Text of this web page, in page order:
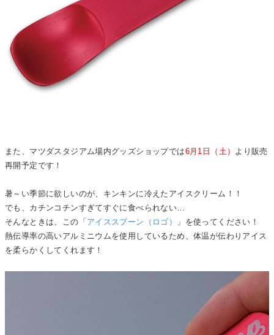
また、マツダスタジアム場内グッズショップでは6月1日（土） より販売
再開予定です！
暑～い季節に欲しいのが、キンキンに冷えたアイスクリーム！！
でも、カチンコチンすぎてすぐに食べられない…
そんなときは、この「 アイススプーン（ロゴ）
」を使ってください！
熱伝導率の高いアルミニウムを使用しているため、体温が伝わりアイス
を柔らかくしてくれます！